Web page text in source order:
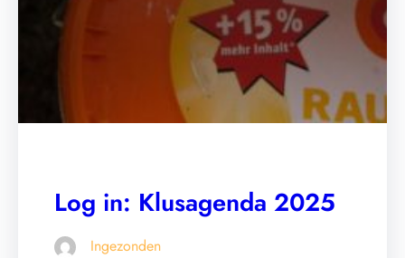
Log in: Klusagenda 2025
Ingezonden